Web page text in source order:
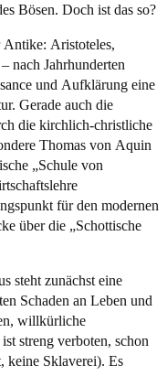
Bösen. Doch ist das so?
Antike: Aristoteles,
nach Jahrhunderten
und Aufklärung eine
Gerade auch die
die kirchlich-christliche
Thomas von Aquin
„Schule von
für den modernen
über die „Schottische
steht zunächst eine
Schaden an Leben und
willkürliche
streng verboten, schon
keine Sklaverei). Es